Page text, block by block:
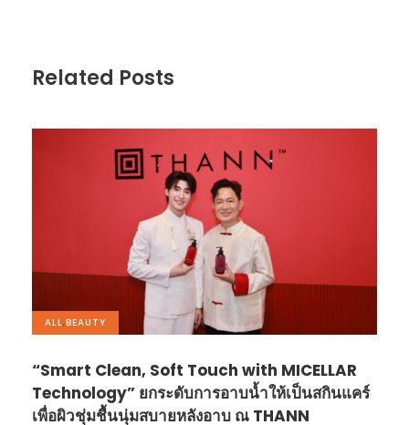
Related Posts
ALL,BEAUTY
“Smart Clean, Soft Touch with MICELLAR
Technology” ยกระดับการอาบน้ำให้เป็นสกินแคร์
เพื่อผิวชุ่มชื้นนุ่มสบายหลังอาบ ณ THANN